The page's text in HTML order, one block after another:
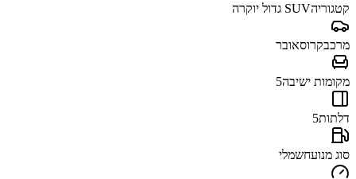
קטגוריהSUV גדול יוקרה
מרכבקרוסאובר
מקומות ישיבה5
דלתות5
סוג מנועחשמלי